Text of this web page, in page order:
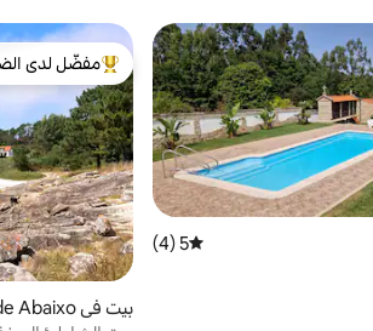
متوسط التقييم 5 من 5، 4 مراجعات
5 (4)
من أبرز البيوت
مفضّل لدى
بيت في Tal de Abaixo